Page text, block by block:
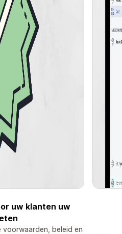
uw klanten uw
voorwaarden, beleid en